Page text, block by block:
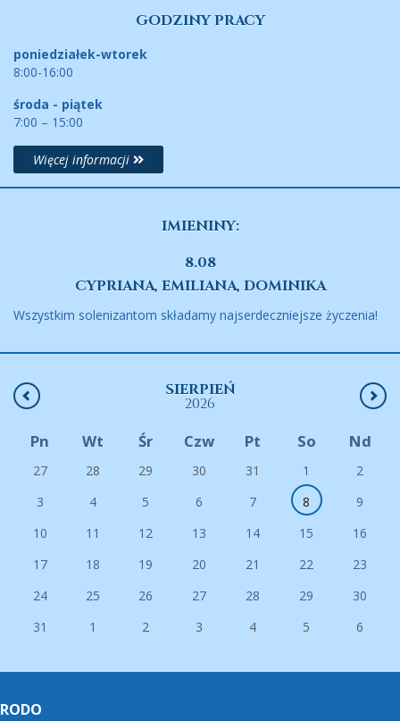
GODZINY PRACY
poniedziałek-wtorek
8:00-16:00
środa - piątek
7:00 – 15:00
Więcej informacji
IMIENINY:
8.08
CYPRIANA, EMILIANA, DOMINIKA
Wszystkim solenizantom składamy najserdeczniejsze życzenia!
SIERPIEŃ
2026
Pn Wt Śr Czw Pt So Nd
27 28 29 30 31 1
2
3
4 5 6 7 8
9
10
11 12 13 14 15
16
17
18 19 20 21 22
23
24
25 26 27 28 29
30
31
1 2 3 4 5 6
RODO